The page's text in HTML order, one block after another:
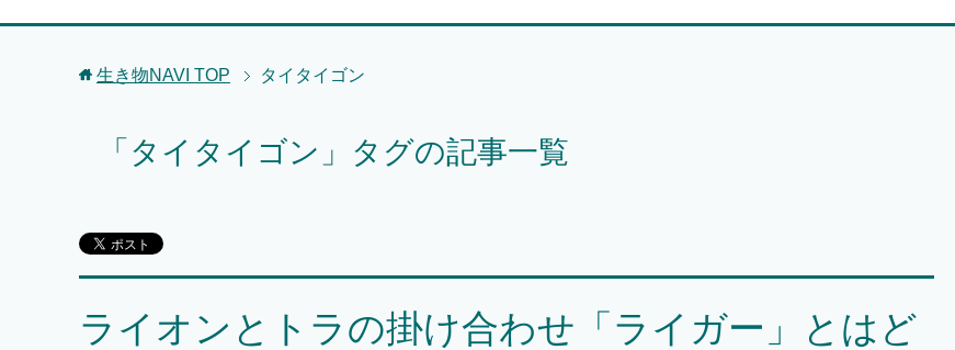
生き物NAVI TOP タイタイゴン
「タイタイゴン」タグの記事一覧
ライオンとトラの掛け合わせ「ライガー」とはど